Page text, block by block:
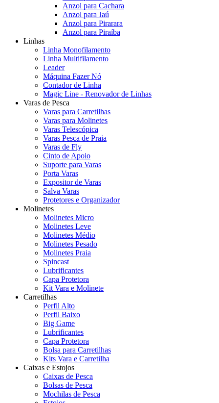
Anzol para Cachara
Anzol para Jaú
Anzol para Pirarara
Anzol para Piraíba
Linhas
Linha Monofilamento
Linha Multifilamento
Leader
Máquina Fazer Nó
Contador de Linha
Magic Line - Renovador de Linhas
Varas de Pesca
Varas para Carretilhas
Varas para Molinetes
Varas Telescópica
Varas Pesca de Praia
Varas de Fly
Cinto de Apoio
Suporte para Varas
Porta Varas
Expositor de Varas
Salva Varas
Protetores e Organizador
Molinetes
Molinetes Micro
Molinetes Leve
Molinetes Médio
Molinetes Pesado
Molinetes Praia
Spincast
Lubrificantes
Capa Protetora
Kit Vara e Molinete
Carretilhas
Perfil Alto
Perfil Baixo
Big Game
Lubrificantes
Capa Protetora
Bolsa para Carretilhas
Kits Vara e Carretilha
Caixas e Estojos
Caixas de Pesca
Bolsas de Pesca
Mochilas de Pesca